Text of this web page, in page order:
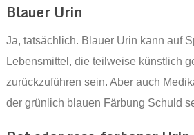
Blauer Urin
Ja, tatsächlich. Blauer Urin kann auf
Lebensmittel, die teilweise künstlich
zurückzuführen sein. Aber auch
der grünlich blauen Färbung Schuld